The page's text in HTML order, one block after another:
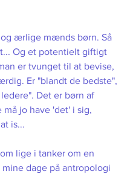
ærlige mænds børn. Så
Og et potentielt giftigt
er tvunget til at bevise,
Er "blandt de bedste",
Det er børn af
må jo have 'det' i sig,
is...
lige i tanker om en
dage på antropologi